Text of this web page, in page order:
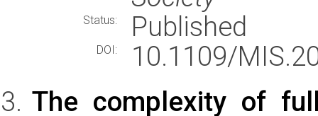
Status: Published
DOI:
10.1109/
The complexity of